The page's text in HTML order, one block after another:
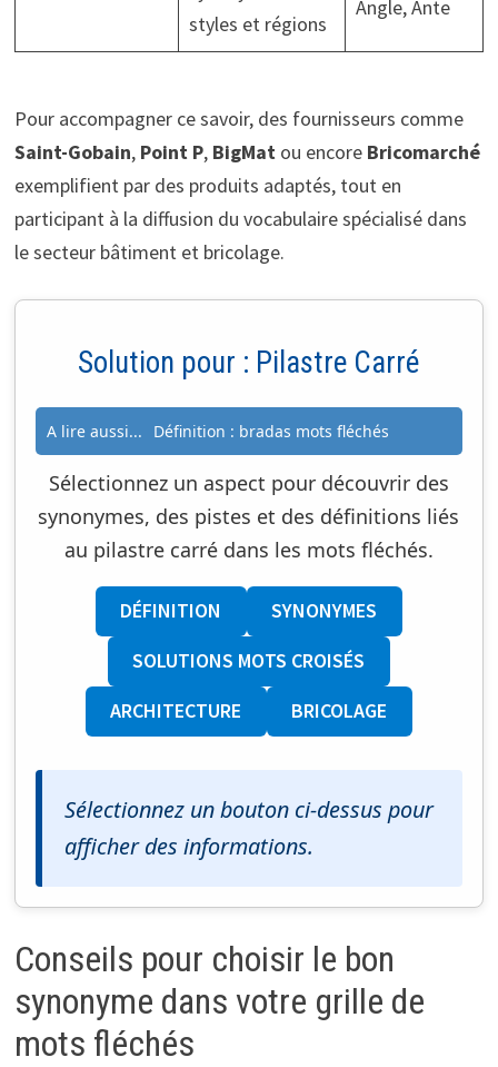
styles et régions
Angle, Ante
Pour accompagner ce savoir, des fournisseurs comme
Saint-Gobain, Point P, BigMatou encore Bricomarché
exemplifient par des produits adaptés, tout en
participant à la diffusion du vocabulaire spécialisé dans
le secteur bâtiment et bricolage.
Solution pour : Pilastre Carré
A lire aussi... Définition : bradas mots fléchés
Sélectionnez un aspect pour découvrir des
synonymes, des pistes et des définitions liés
au pilastre carré dans les mots fléchés.
DÉFINITION
SYNONYMES
SOLUTIONS MOTS CROISÉS
ARCHITECTURE
BRICOLAGE
Sélectionnez un bouton ci-dessus pour
afficher des informations.
Conseils pour choisir le bon
synonyme dans votre grille de
mots fléchés